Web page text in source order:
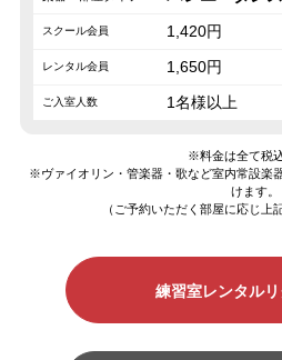
1,420円
1,650円
1名様以上
※料金は全て税込
※ヴァイオリン・管楽器・歌など室内常設楽
けます。
（ご予約いただく部屋に応じ上